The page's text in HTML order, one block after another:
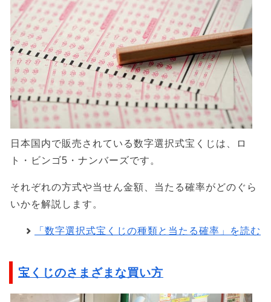
日本国内で販売されている数字選択式宝くじは、ロ
ト・ビンゴ5・ナンバーズです。
それぞれの方式や当せん金額、当たる確率がどのぐら
いかを解説します。
「数字選択式宝くじの種類と当たる確率」を読む
宝くじのさまざまな買い方